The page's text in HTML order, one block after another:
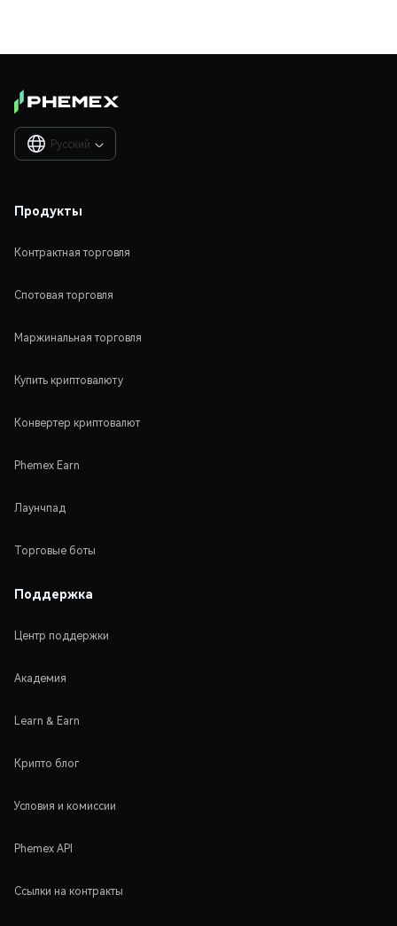
Русский 
Продукты
Контрактная торговля
Спотовая торговля
Маржинальная торговля
Купить криптовалюту
Конвертер криптовалют
Phemex Earn
Лаунчпад
Торговые боты
Поддержка
Центр поддержки
Академия
Learn & Earn
Крипто блог
Условия и комиссии
Phemex API
Ссылки на контракты